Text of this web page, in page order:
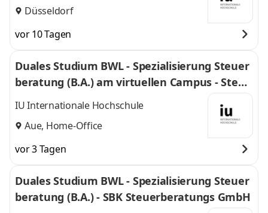
Düsseldorf
vor 10 Tagen
Duales Studium BWL - Spezialisierung Steuer
beratung (B.A.) am virtuellen Campus - Steue
r.WERK Aue GmbH
IU Internationale Hochschule
Aue, Home-Office
vor 3 Tagen
Duales Studium BWL - Spezialisierung Steuer
beratung (B.A.) - SBK Steuerberatungs GmbH